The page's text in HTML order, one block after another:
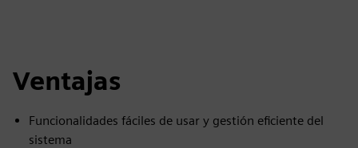
Ventajas
Funcionalidades fáciles de usar y gestión eficiente del
sistema